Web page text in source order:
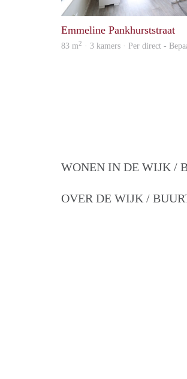
Emmeline Pankhurststraat
83 m2 · 3 kamers · Per direct -
WONEN IN DE WIJK /
OVER DE WIJK /